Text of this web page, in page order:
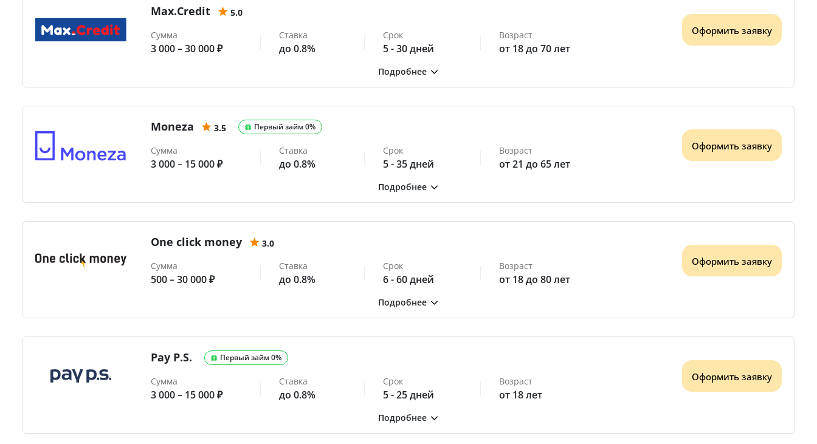
Max.Credit
5.0
Сумма
3 000 – 30 000 ₽
Ставка
до 0.8%
Срок
5 - 30 дней
Возраст
от 18 до 70 лет
Оформить заявку
Moneza 3.5 Первый займ 0%
Сумма
3 000 – 15 000 ₽
Ставка
до 0.8%
Срок
5 - 35 дней
Возраст
от 21 до 65 лет
Оформить заявку
One click money
3.0
Сумма
500 – 30 000 ₽
Ставка
до 0.8%
Срок
6 - 60 дней
Возраст
от 18 до 80 лет
Оформить заявку
Pay P.S. Первый займ 0%
Сумма
3 000 – 15 000 ₽
Ставка
до 0.8%
Срок
5 - 25 дней
Возраст
от 18 лет
Оформить заявку